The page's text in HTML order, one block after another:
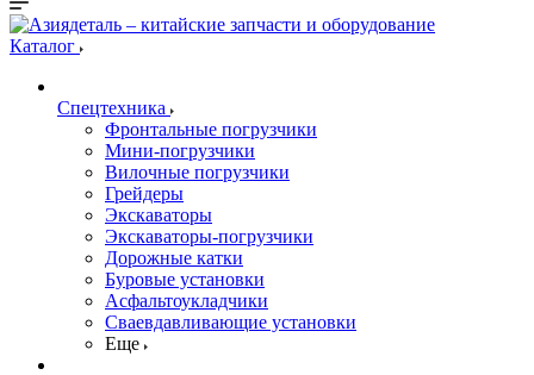
Каталог
Спецтехника
Фронтальные погрузчики
Мини-погрузчики
Вилочные погрузчики
Грейдеры
Экскаваторы
Экскаваторы-погрузчики
Дорожные катки
Буровые установки
Асфальтоукладчики
Сваевдавливающие установки
Еще